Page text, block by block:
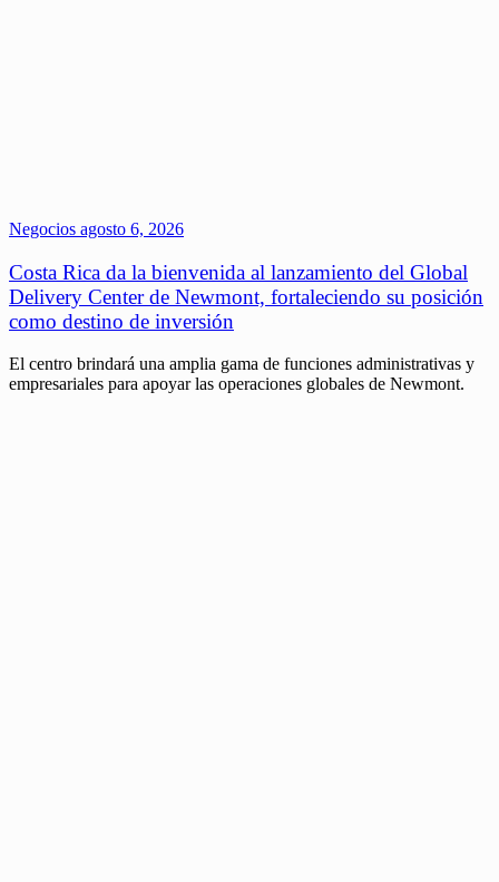
Negocios agosto 6, 2026
Costa Rica da la bienvenida al lanzamiento del Global
Delivery Center de Newmont, fortaleciendo su posición
como destino de inversión
El centro brindará una amplia gama de funciones administrativas y
empresariales para apoyar las operaciones globales de Newmont.